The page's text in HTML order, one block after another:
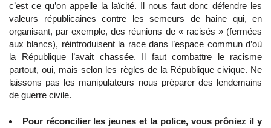
c’est ce qu’on appelle la laïcité. Il nous faut donc défendre les
valeurs républicaines contre les semeurs de haine qui, en
organisant, par exemple, des réunions de « racisés » (fermées
aux blancs), réintroduisent la race dans l’espace commun d’où
la République l’avait chassée. Il faut combattre le racisme
partout, oui, mais selon les règles de la République civique. Ne
laissons pas les manipulateurs nous préparer des lendemains
de guerre civile.
Pour réconcilier les jeunes et la police, vous prôniez il y